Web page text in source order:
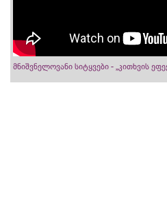
მნიშვნელოვანი სიტყვები - „კითხვის